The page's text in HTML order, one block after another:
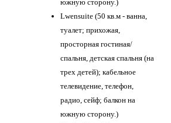
южную сторону.)
Lwensuite (50 кв.м - ванна,
туалет; прихожая,
просторная гостиная/
спальня, детская спальня (на
трех детей); кабельное
телевидение, телефон,
радио, сейф; балкон на
южную сторону.)